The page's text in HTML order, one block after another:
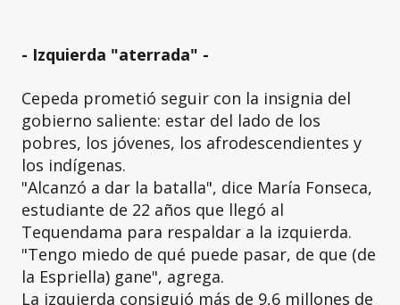
- Izquierda "aterrada" -
Cepeda prometió seguir con la insignia del
gobierno saliente: estar del lado de los
pobres, los jóvenes, los afrodescendientes y
los indígenas.
"Alcanzó a dar la batalla", dice María Fonseca,
estudiante de 22 años que llegó al
Tequendama para respaldar a la izquierda.
"Tengo miedo de qué puede pasar, de que (de
la Espriella) gane", agrega.
La izquierda consiguió más de 9,6 millones de